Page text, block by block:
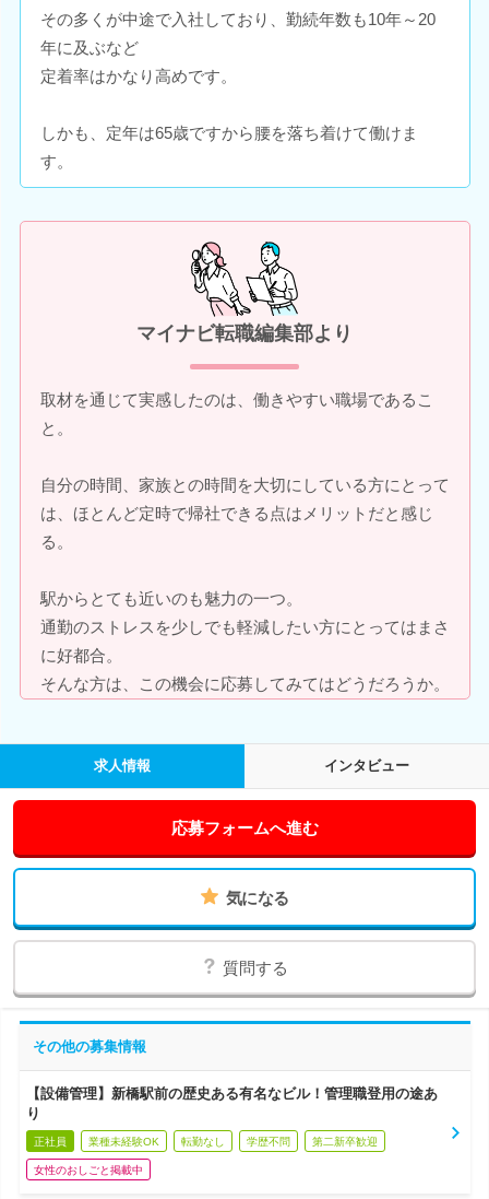
その多くが中途で入社しており、勤続年数も10年～20
年に及ぶなど
定着率はかなり高めです。
しかも、定年は65歳ですから腰を落ち着けて働けま
す。
マイナビ転職編集部より
取材を通じて実感したのは、働きやすい職場であるこ
と。
自分の時間、家族との時間を大切にしている方にとって
は、ほとんど定時で帰社できる点はメリットだと感じ
る。
駅からとても近いのも魅力の一つ。
通勤のストレスを少しでも軽減したい方にとってはまさ
に好都合。
そんな方は、この機会に応募してみてはどうだろうか。
求人情報 インタビュー
応募フォームへ進む
気になる
質問する
その他の募集情報
【設備管理】新橋駅前の歴史ある有名なビル！管理職登用の途あ
り
正社員 業種未経験OK 転勤なし 学歴不問 第二新卒歓迎
女性のおしごと掲載中